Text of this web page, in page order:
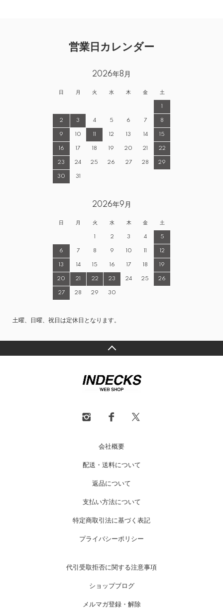
営業日カレンダー
2026年8月
日 月 火 水 木 金 土
1
2 3 4 5 6 7 8
9 10 11 12 13 14 15
16 17 18 19 20 21 22
23 24 25 26 27 28 29
30 31
2026年9月
日 月 火 水 木 金 土
1 2 3 4 5
6 7 8 9 10 11 12
13 14 15 16 17 18 19
20 21 22 23 24 25 26
27 28 29 30
土曜、日曜、祝日は定休日となります。
会社概要
配送・送料について
返品について
支払い方法について
特定商取引法に基づく表記
プライバシーポリシー
代引受取拒否に関する注意事項
ショップブログ
メルマガ登録・解除